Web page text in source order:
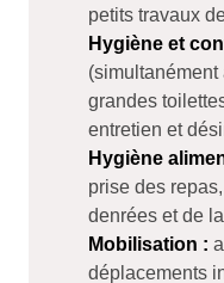
petits travaux
Hygiène et
grandes
entretien et
Hygiène
prise des
denrées et de
Mobilisation :
déplacements